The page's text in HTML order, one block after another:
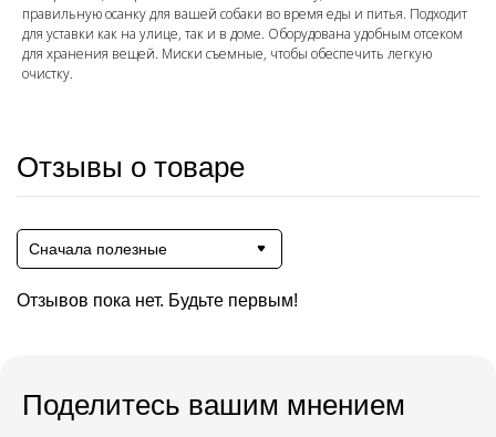
правильную осанку для вашей собаки во время еды и питья. Подходит
для уставки как на улице, так и в доме. Оборудована удобным отсеком
для хранения вещей. Миски съемные, чтобы обеспечить легкую
очистку.
Отзывы о товаре
Сначала полезные
Отзывов пока нет. Будьте первым!
Поделитесь вашим мнением